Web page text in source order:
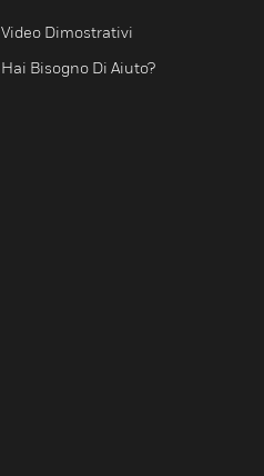
Video Dimostrativi
Hai Bisogno Di Aiuto?